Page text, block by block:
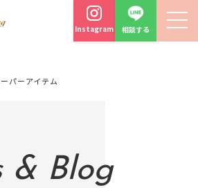
Instagram 相談する
パーアイテム
& Blog